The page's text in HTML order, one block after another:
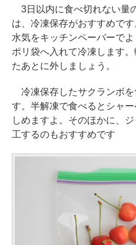
3日以内に食べ切れない量
は、冷凍保存がおすすめで
水気をキッチンペーパーで
ポリ袋へ入れて冷凍します
たあとに外しましょう。
冷凍保存したサクランボを
す。半解凍で食べるとシャ
しめますよ。そのほかに、
工するのもおすすめです